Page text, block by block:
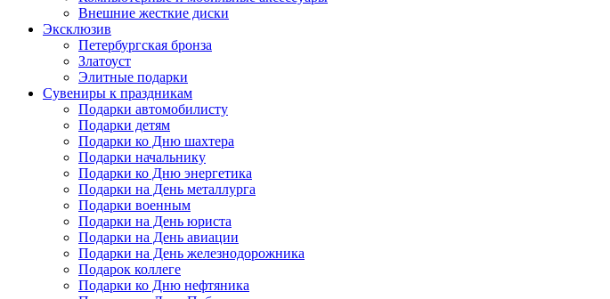
Внешние жесткие диски
Эксклюзив
Петербургская бронза
Златоуст
Элитные подарки
Сувениры к праздникам
Подарки автомобилисту
Подарки детям
Подарки ко Дню шахтера
Подарки начальнику
Подарки ко Дню энергетика
Подарки на День металлурга
Подарки военным
Подарки на День юриста
Подарки на День авиации
Подарки на День железнодорожника
Подарок коллеге
Подарки ко Дню нефтяника